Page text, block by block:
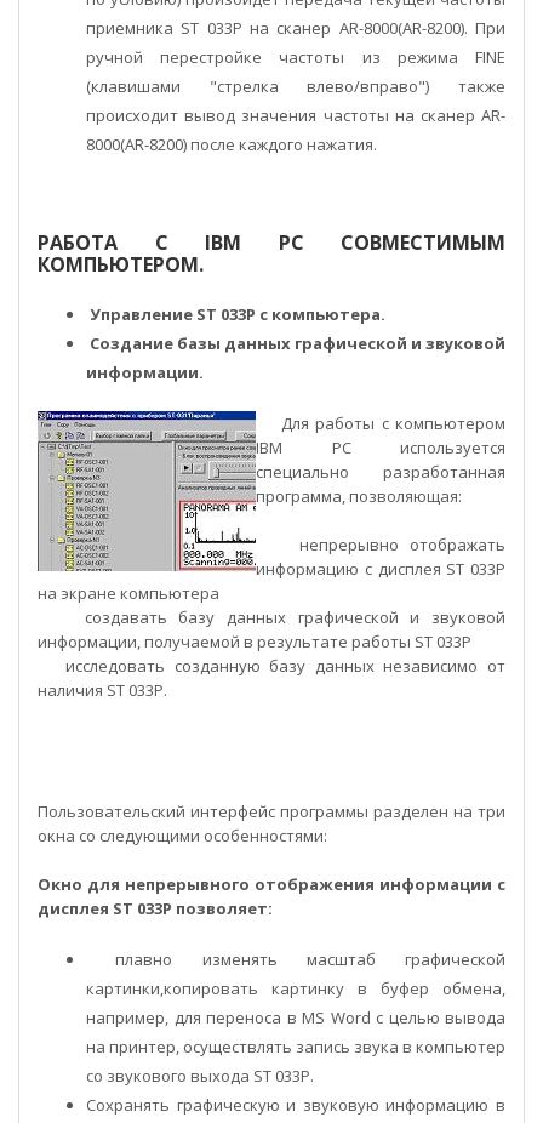
приемника ST 033P на сканер AR-8000(AR-8200). При
ручной перестройке частоты из режима FINE
(клавишами "стрелка влево/вправо") также
происходит вывод значения частоты на сканер AR-
8000(AR-8200) после каждого нажатия.
РАБОТА С IBM PC СОВМЕСТИМЫМ
КОМПЬЮТЕРОМ.
Управление ST 033P с компьютера.
Создание базы данных графической и звуковой
информации.
Для работы с компьютером
IBM PC используется
специально разработанная
программа, позволяющая:
непрерывно отображать
информацию с дисплея ST 033P
на экране компьютера
создавать базу данных графической и звуковой
информации, получаемой в результате работы ST 033P
исследовать созданную базу данных независимо от
наличия ST 033P.
Пользовательский интерфейс программы разделен на три
окна со следующими особенностями:
Окно для непрерывного отображения информации с
дисплея ST 033P позволяет:
плавно изменять масштаб графической
картинки,копировать картинку в буфер обмена,
например, для переноса в MS Word с целью вывода
на принтер, осуществлять запись звука в компьютер
со звукового выхода ST 033P.
Сохранять графическую и звуковую информацию в